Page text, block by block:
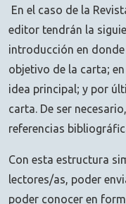
En el caso de la
editor tendrán la
introducción en
objetivo de la carta;
idea principal; y por
carta. De ser
referencias
Con esta estructura
lectores/as, poder
poder conocer en